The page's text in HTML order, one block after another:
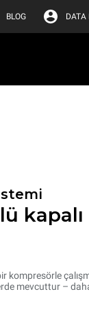
BLOG DATA
kompresörle
mevcuttur –